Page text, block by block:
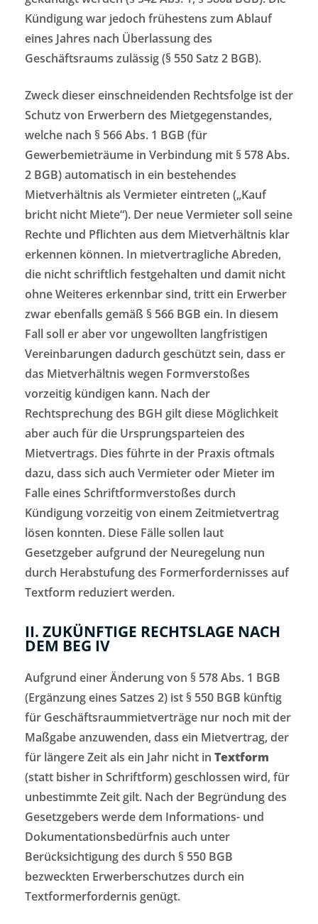
Kündigung war jedoch frühestens zum Ablauf
eines Jahres nach Überlassung des
Geschäftsraums zulässig (§ 550 Satz 2 BGB).
Zweck dieser einschneidenden Rechtsfolge ist der
Schutz von Erwerbern des Mietgegenstandes,
welche nach § 566 Abs. 1 BGB (für
Gewerbemieträume in Verbindung mit § 578 Abs.
2 BGB) automatisch in ein bestehendes
Mietverhältnis als Vermieter eintreten („Kauf
bricht nicht Miete“). Der neue Vermieter soll seine
Rechte und Pflichten aus dem Mietverhältnis klar
erkennen können. In mietvertragliche Abreden,
die nicht schriftlich festgehalten und damit nicht
ohne Weiteres erkennbar sind, tritt ein Erwerber
zwar ebenfalls gemäß § 566 BGB ein. In diesem
Fall soll er aber vor ungewollten langfristigen
Vereinbarungen dadurch geschützt sein, dass er
das Mietverhältnis wegen Formverstoßes
vorzeitig kündigen kann. Nach der
Rechtsprechung des BGH gilt diese Möglichkeit
aber auch für die Ursprungsparteien des
Mietvertrags. Dies führte in der Praxis oftmals
dazu, dass sich auch Vermieter oder Mieter im
Falle eines Schriftformverstoßes durch
Kündigung vorzeitig von einem Zeitmietvertrag
lösen konnten. Diese Fälle sollen laut
Gesetzgeber aufgrund der Neuregelung nun
durch Herabstufung des Formerfordernisses auf
Textform reduziert werden.
II. ZUKÜNFTIGE RECHTSLAGE NACH
DEM BEG IV
Aufgrund einer Änderung von § 578 Abs. 1 BGB
(Ergänzung eines Satzes 2) ist § 550 BGB künftig
für Geschäftsraummietverträge nur noch mit der
Maßgabe anzuwenden, dass ein Mietvertrag, der
für längere Zeit als ein Jahr nicht in Textform
(statt bisher in Schriftform) geschlossen wird, für
unbestimmte Zeit gilt. Nach der Begründung des
Gesetzgebers werde dem Informations- und
Dokumentationsbedürfnis auch unter
Berücksichtigung des durch § 550 BGB
bezweckten Erwerberschutzes durch ein
Textformerfordernis genügt.